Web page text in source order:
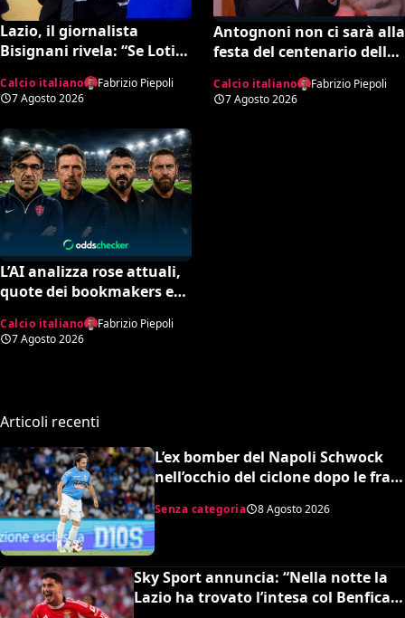
Lazio, il giornalista
Bisignani rivela: “Se Lotito
non trova quella cifra
entro tale data il destino è
segnato”
Calcio italiano
Fabrizio Piepoli
7 Agosto 2026
Antognoni non ci sarà alla
festa del centenario della
una lettera al vetriolo a
Commisso jr. I motivi di
Calcio italiano
Fabrizio Piepoli
7 Agosto 2026
L’AI analizza rose attuali,
quote dei bookmakers e
rischia davvero di
retrocedere. C’è anche
Calcio italiano
Fabrizio Piepoli
7 Agosto 2026
Articoli recenti
L’ex bomber del Napoli Schwock
nell’occhio del ciclone dopo le frasi
shock su Mario Roggero
Senza categoria 8 Agosto 2026
Sky Sport annuncia: “Nella notte la
Lazio ha trovato l’intesa col Benfica